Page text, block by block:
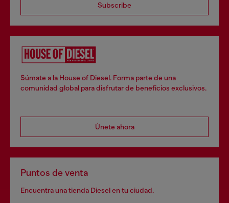
Subscribe
Súmate a la House of Diesel. Forma parte de una
comunidad global para disfrutar de beneficios exclusivos.
Únete ahora
Puntos de venta
Encuentra una tienda Diesel en tu ciudad.